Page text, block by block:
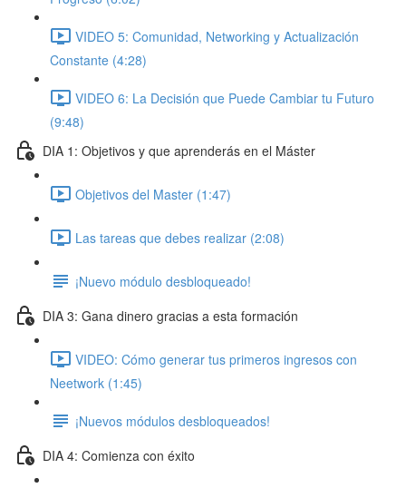
VIDEO 5: Comunidad, Networking y Actualización
Constante (4:28)
VIDEO 6: La Decisión que Puede Cambiar tu Futuro
(9:48)
DIA 1: Objetivos y que aprenderás en el Máster
Objetivos del Master (1:47)
Las tareas que debes realizar (2:08)
¡Nuevo módulo desbloqueado!
DIA 3: Gana dinero gracias a esta formación
VIDEO: Cómo generar tus primeros ingresos con
Neetwork (1:45)
¡Nuevos módulos desbloqueados!
DIA 4: Comienza con éxito